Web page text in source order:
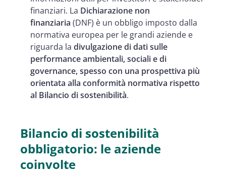
finanziari. La Dichiarazione non
finanziaria (DNF) è un obbligo imposto dalla
normativa europea per le grandi aziende e
riguarda la divulgazione di dati sulle
performance ambientali, sociali e di
governance, spesso con una prospettiva più
orientata alla conformità normativa rispetto
al Bilancio di sostenibilità.
Bilancio di sostenibilità
obbligatorio: le aziende
coinvolte